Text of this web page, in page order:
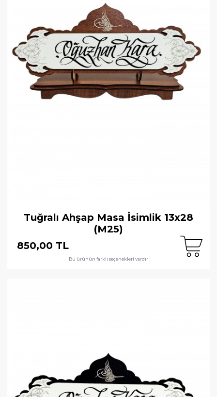
Tuğralı Ahşap Masa İsimlik 13x28
(M25)
850,00 TL
Bu ürünün farklı seçenekleri vardır